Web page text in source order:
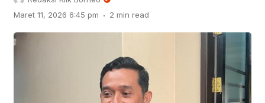
Maret 11, 2026 6:45 pm . 2 min read